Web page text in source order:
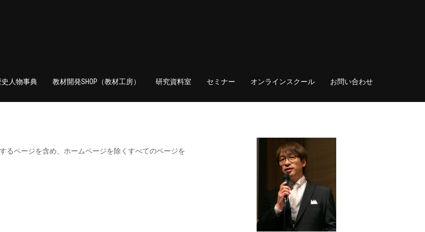
史人物事典 教材開発SHOP（教材工房） 研究資料室 セミナー オンラインスクール お問い合わせ
るページを含め、ホームページを除くすべてのページを